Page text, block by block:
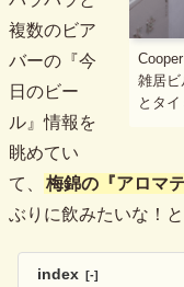
雑居ビ
とタ
複数のビア
バーの『今
日のビー
ル』情報を
眺めてい
て、
梅錦の『アロマ
ぶりに飲みたいな！と
index